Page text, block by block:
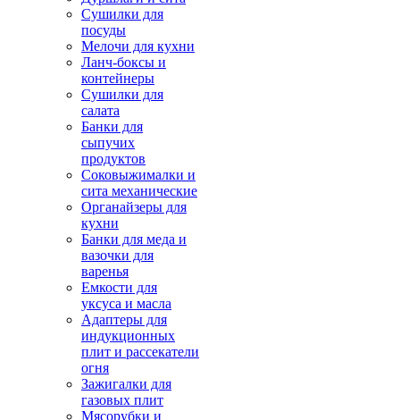
Сушилки для
посуды
Мелочи для кухни
Ланч-боксы и
контейнеры
Сушилки для
салата
Банки для
сыпучих
продуктов
Соковыжималки и
сита механические
Органайзеры для
кухни
Банки для меда и
вазочки для
варенья
Емкости для
уксуса и масла
Адаптеры для
индукционных
плит и рассекатели
огня
Зажигалки для
газовых плит
Мясорубки и